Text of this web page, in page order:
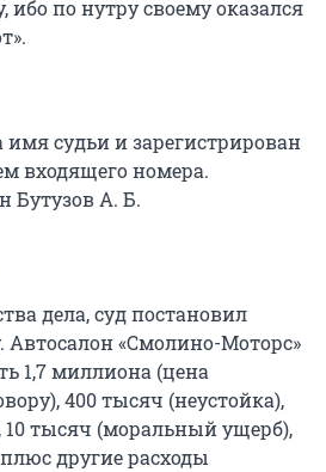
ибо по нутру своему оказался
имя судьи и зарегистрирован
входящего номера.
Бутузов А. Б.
дела, суд постановил
Автосалон «Смолино-Моторс»
1,7 миллиона (цена
400 тысяч (неустойка),
10 тысяч (моральный ущерб),
другие расходы